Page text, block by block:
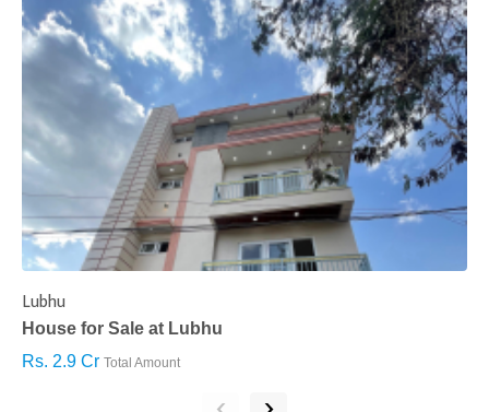
Lubhu
House for Sale at Lubhu
Rs. 2.9 Cr Total Amount